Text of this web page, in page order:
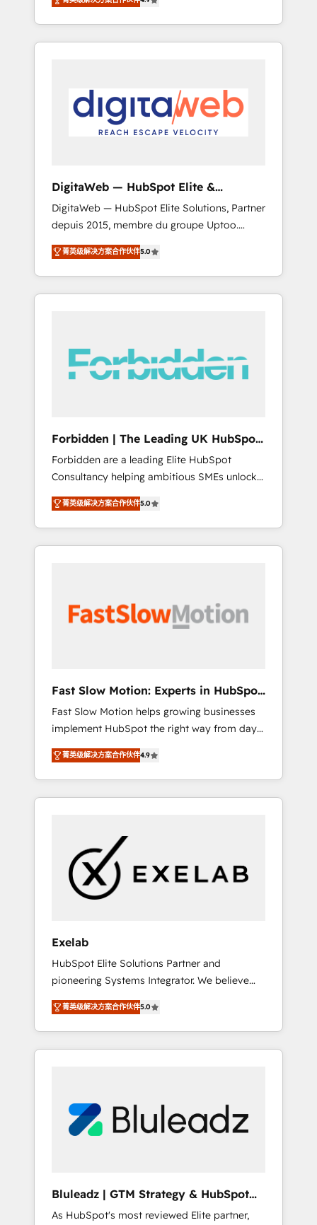
industries. With 150+ HubSpot-certified
experts, we deliver scalable solutions to
complex GTM and RevOps challenges. Our
smooth setup tailored to your GTM motion.
🔹 Migrations: Move from other CRMs to
HubSpot without data loss or downtime. 🔹
stack for better adoption. 🔹 Custom
Solutions: Build tailored apps, workflows, and
configurations. We are SOC 2 Type II and ISO
27001 certified, reinforcing our commitment
to data security and compliance. At
OneMetric, we help revenue teams focus on
the OneMetric that matters most: revenue.
DigitaWeb — HubSpot Elite &
Intégrations ERP
DigitaWeb — HubSpot Elite Solutions, Partner
depuis 2015, membre du groupe Uptoo.
Nous aidons les ETI et PME B2B à unifier
Marketing, Ventes et Service sur HubSpot
grâce à la Revenue Architecture : alignement
des équipes, pipeline prévisible, croissance
Shopify, Oneflow. 💻 Développements
custom : CRM UI Extensions (React),
B2B, Immobilier, Viticulture, Finance. 🚀 Nos
livrables : migration sécurisée,
implémentation Marketing + Sales + Service
Hub, synchronisation ERP ↔ HubSpot temps
réel, formation équipes. 🏆 +350 projets
livrés. Accrédités HubSpot CRM
Implementation, Data Migration & Custom
菁英级解决方案合作伙伴5.0
Forbidden | The Leading UK HubSpot
Consultancy
Forbidden are a leading Elite HubSpot
Consultancy helping ambitious SMEs unlock
the full potential of HubSpot. Too many
businesses invest in HubSpot but never see
the ROI they expected due to poor adoption,
messy data, and disconnected teams getting
so it actually drives revenue, not just reports
reporting - Workflow automation and data
clean-up - Sales enablement and team
training - Ongoing optimisation and RevOps
support Based in Leeds and London, we
partner with SMEs across the UK who are
ready to turn HubSpot into the growth
engine it’s meant to be.
菁英级解决方案合作伙伴5.0
Fast Slow Motion: Experts in HubSpot
& Salesforce
Fast Slow Motion helps growing businesses
implement HubSpot the right way from day
one — with the flexibility to scale as
complexity increases. Highly certified in both
HubSpot and Salesforce, we bring deep
experience in CRM implementation,
growing mid-market and enterprise
organizations, our team combines strong
technical execution with real business
perspective. Many of our consultants have
operators need as their systems, data, and
processes evolve. Since 2014, we’ve
supported 1,400+ clients across a wide range
of industries, including healthcare, software,
B2B services, manufacturing, financial
services and more. Whether clients are new
to HubSpot or expanding into more
long-term value and a consistently strong
client experience.
菁英级解决方案合作伙伴4.9
Exelab
HubSpot Elite Solutions Partner and
pioneering Systems Integrator. We believe
technology should serve business strategy,
not the other way around. Every engagement
begins with clear objectives, customer
journey mapping, and measurable KPIs. Only
Connectors, workflows, and data
architectures that make HubSpot the
HubSpot beyond standard configurations. -
AI-FIRST- AI across customer-facing
菁英级解决方案合作伙伴5.0
Bluleadz | GTM Strategy & HubSpot
Implementation
As HubSpot's most reviewed Elite partner,